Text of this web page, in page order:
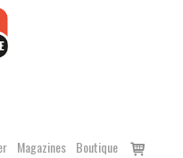
Magazines Boutique
Voir